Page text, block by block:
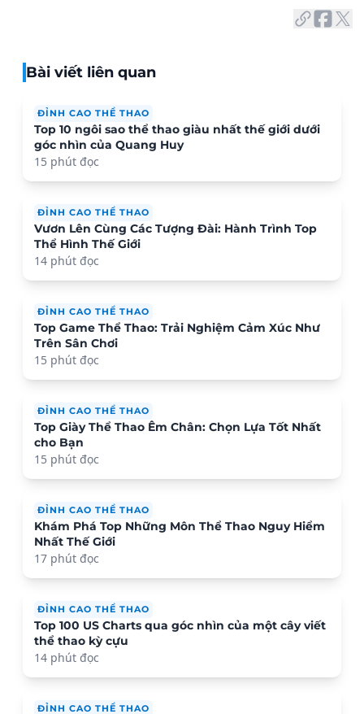
Bài viết liên quan
ĐỈNH CAO THỂ THAO
Top 10 ngôi sao thể thao giàu nhất thế giới dưới
góc nhìn của Quang Huy
15 phút đọc
ĐỈNH CAO THỂ THAO
Vươn Lên Cùng Các Tượng Đài: Hành Trình Top
Thể Hình Thế Giới
14 phút đọc
ĐỈNH CAO THỂ THAO
Top Game Thể Thao: Trải Nghiệm Cảm Xúc Như
Trên Sân Chơi
15 phút đọc
ĐỈNH CAO THỂ THAO
Top Giày Thể Thao Êm Chân: Chọn Lựa Tốt Nhất
cho Bạn
15 phút đọc
ĐỈNH CAO THỂ THAO
Khám Phá Top Những Môn Thể Thao Nguy Hiểm
Nhất Thế Giới
17 phút đọc
ĐỈNH CAO THỂ THAO
Top 100 US Charts qua góc nhìn của một cây viết
thể thao kỳ cựu
14 phút đọc
ĐỈNH CAO THỂ THAO